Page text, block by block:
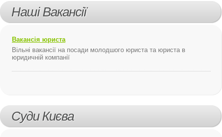
Наші Вакансії
Вакансія юриста
Вільні вакансії на посади молодшого юриста та юриста в
юридичній компанії
Суди Києва